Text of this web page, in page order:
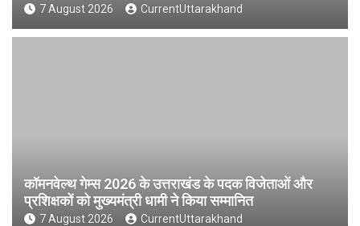
7 August 2026 CurrentUttarakhand
कॉमनवेल्थ गेम्स 2026 के उत्तराखंड के पदक विजेताओं और
प्रशिक्षकों को मुख्यमंत्री धामी ने किया सम्मानित
7 August 2026 CurrentUttarakhand